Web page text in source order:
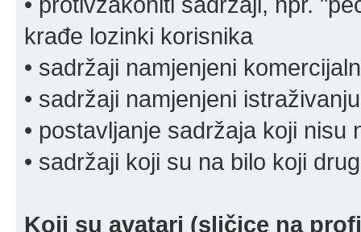
krađe lozinki korisnika
• sadržaji namjenjeni
• sadržaji namjenjeni
• postavljanje sadržaja koji
• sadržaji koji su na bilo koji
Koji su avatari (sličice na